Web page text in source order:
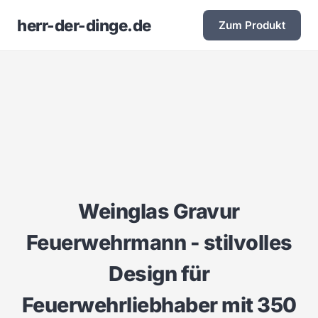
herr-der-dinge.de Zum Produkt
Weinglas Gravur
Feuerwehrmann - stilvolles
Design für
Feuerwehrliebhaber mit 350